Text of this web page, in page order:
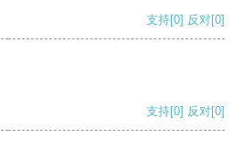
支持[0] 反对[0]
支持[0] 反对[0]